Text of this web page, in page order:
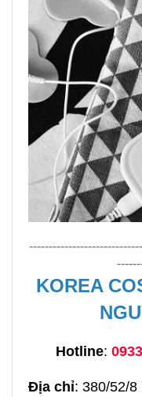
KOREA
Hotline:
Địa chỉ: 380/52/